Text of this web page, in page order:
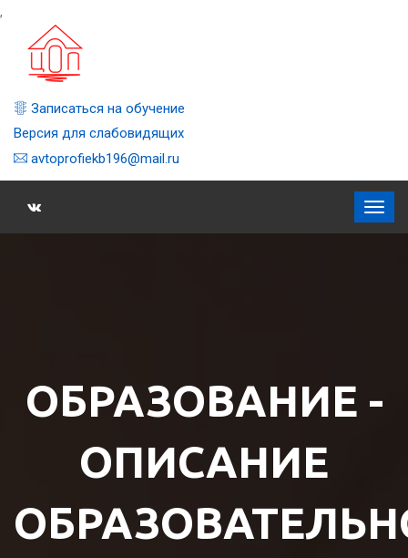
,
Записаться на обучение
Версия для слабовидящих
avtoprofiekb196@mail.ru
ОБРАЗОВАНИЕ -
ОПИСАНИЕ